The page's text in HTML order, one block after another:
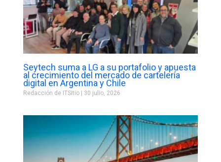
Seytech suma a LG a su portafolio y apuesta
al crecimiento del mercado de cartelería
digital en Argentina y Chile
Redacción de ITSitio 30 julio, 2026